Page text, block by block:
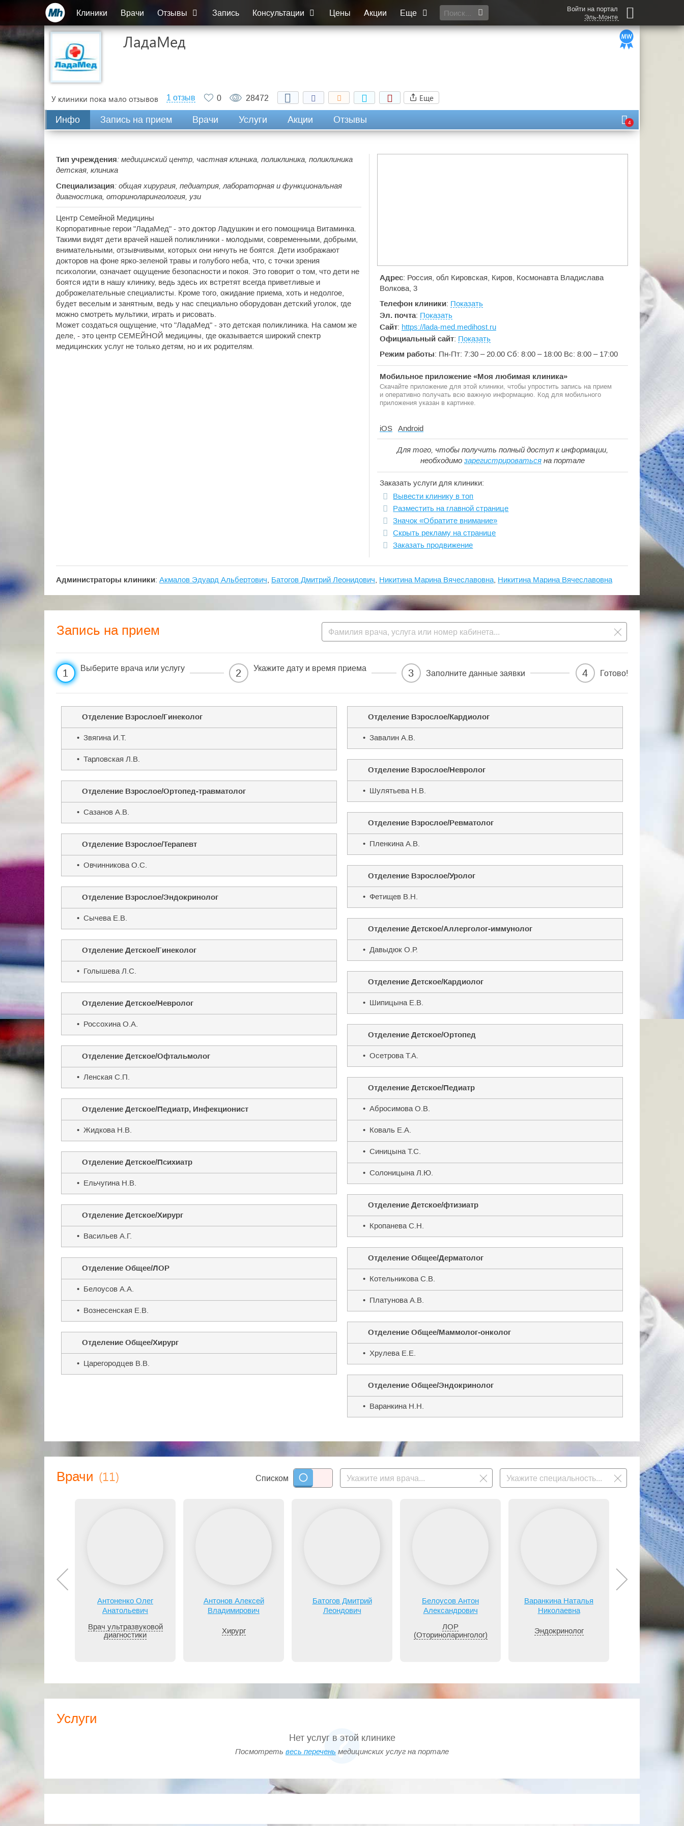
Клиники Врачи Отзывы Запись Консультации Цены Акции Еще
Войти на портал
Эль-Монте
ЛадаМед
У клиники пока мало отзывов 1 отзыв 0 28472 Еще
Инфо Запись на прием Врачи Услуги Акции Отзывы 4
Адрес: Россия, обл Кировская, Киров, Космонавта Владислава
Волкова, 3
Телефон клиники: Показать
Эл. почта: Показать
Сайт: https://lada-med.medihost.ru
Официальный сайт: Показать
Режим работы: Пн-Пт: 7:30 – 20.00 Сб: 8:00 – 18:00 Вс: 8:00 – 17:00
Мобильное приложение «Моя любимая клиника»
Скачайте приложение для этой клиники, чтобы упростить запись на прием
и оперативно получать всю важную информацию. Код для мобильного
приложения указан в картинке.
iOS Android
Для того, чтобы получить полный доступ к информации,
необходимо зарегистрироваться на портале
Заказать услуги для клиники:
Вывести клинику в топ
Разместить на главной странице
Значок «Обратите внимание»
Скрыть рекламу на странице
Заказать продвижение
Тип учреждения: медицинский центр, частная клиника, поликлиника, поликлиника
детская, клиника
Специализация: общая хирургия, педиатрия, лабораторная и функциональная
диагностика, оториноларингология, узи
Центр Семейной Медицины
Корпоративные герои "ЛадаМед" - это доктор Ладушкин и его помощница Витаминка.
Такими видят дети врачей нашей поликлиники - молодыми, современными, добрыми,
внимательными, отзывчивыми, которых они ничуть не боятся. Дети изображают
докторов на фоне ярко-зеленой травы и голубого неба, что, с точки зрения
психологии, означает ощущение безопасности и покоя. Это говорит о том, что дети не
боятся идти в нашу клинику, ведь здесь их встретят всегда приветливые и
доброжелательные специалисты. Кроме того, ожидание приема, хоть и недолгое,
будет веселым и занятным, ведь у нас специально оборудован детский уголок, где
можно смотреть мультики, играть и рисовать.
Может создаться ощущение, что "ЛадаМед" - это детская поликлиника. На самом же
деле, - это центр СЕМЕЙНОЙ медицины, где оказывается широкий спектр
медицинских услуг не только детям, но и их родителям.
Администраторы клиники: Акмалов Эдуард Альбертович Батогов Дмитрий Леонидович Никитина Марина Вячеславовна Никитина Марина Вячеславовна
Запись на прием
1 Выберите врача или услугу 2 Укажите дату и время приема 3 Заполните данные заявки 4 Готово!
Отделение Взрослое/Гинеколог
• Звягина И.Т.
• Тарловская Л.В.
Отделение Взрослое/Кардиолог
• Завалин А.В.
Отделение Взрослое/Невролог
• Шулятьева Н.В.
Отделение Взрослое/Ортопед-травматолог
• Сазанов А.В.
Отделение Взрослое/Ревматолог
• Пленкина А.В.
Отделение Взрослое/Терапевт
• Овчинникова О.С.
Отделение Взрослое/Уролог
• Фетищев В.Н.
Отделение Взрослое/Эндокринолог
• Сычева Е.В.
Отделение Детское/Аллерголог-иммунолог
• Давыдюк О.Р.
Отделение Детское/Гинеколог
• Голышева Л.С.
Отделение Детское/Кардиолог
• Шипицына Е.В.
Отделение Детское/Невролог
• Россохина О.А.
Отделение Детское/Ортопед
• Осетрова Т.А.
Отделение Детское/Офтальмолог
• Ленская С.П.
Отделение Детское/Педиатр
• Абросимова О.В.
• Коваль Е.А.
• Синицына Т.С.
• Солоницына Л.Ю.
Отделение Детское/Педиатр, Инфекционист
• Жидкова Н.В.
Отделение Детское/Психиатр
• Ельчугина Н.В.
Отделение Детское/фтизиатр
• Кропанева С.Н.
Отделение Детское/Хирург
• Васильев А.Г.
Отделение Общее/Дерматолог
• Котельникова С.В.
• Платунова А.В.
Отделение Общее/ЛОР
• Белоусов А.А.
• Вознесенская Е.В.
Отделение Общее/Маммолог-онколог
• Хрулева Е.Е.
Отделение Общее/Хирург
• Царегородцев В.В.
Отделение Общее/Эндокринолог
• Варанкина Н.Н.
Врачи (11) Списком
Антоненко Олег
Анатольевич
Врач ультразвуковой
диагностики
Антонов Алексей
Владимирович
Хирург
Батогов Дмитрий
Леондович
Белоусов Антон
Александрович
ЛОР
(Оториноларинголог)
Варанкина Наталья
Николаевна
Эндокринолог Хирург
Услуги
Нет услуг в этой клинике
Посмотреть весь перечень медицинских услуг на портале